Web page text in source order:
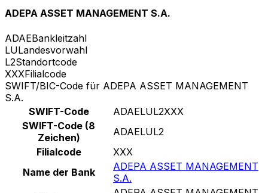
ADEPA ASSET MANAGEMENT S.A.
ADAEBankleitzahl
LULandesvorwahl
L2Standortcode
XXXFilialcode
SWIFT/BIC-Code für ADEPA ASSET MANAGEMENT
S.A.
SWIFT-Code
ADAELUL2XXX
SWIFT-Code (8
Zeichen)
ADAELUL2
Filialcode
XXX
Name der Bank
ADEPA ASSET MANAGEMENT
S.A.